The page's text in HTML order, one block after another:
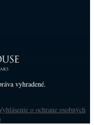
vyhradené.
o ochrane osobných